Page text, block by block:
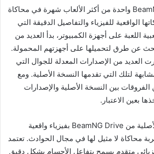
تعتبر لعبة BeamNG Drive واحدة من أكثر الألعاب شهرة في محاكاة
الواقعية للفيزياء والتفاصيل الدقيقة التي
اللعبة على أجهزة الكمبيوتر، بدأ العديد من
عن طرق لتحميلها على أجهزتهم المحمولة.
العديد من الإصدارات المعدلة للجوال التي
لتلك التي تقدمها النسخة الأصلية. ومع
بين النسخة الأصلية والإصدارات
بعين الاعتبار.
أولاً، تتميز النسخة الأصلية من BeamNG Drive بفيزياء واقعية
محاكاة لا مثيل لها في مجال الحوادث. تعتمد
متقدم يسمح بتفاعل الأجسام بشكل دقيق